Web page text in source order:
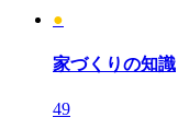
●
家づくりの知識
49